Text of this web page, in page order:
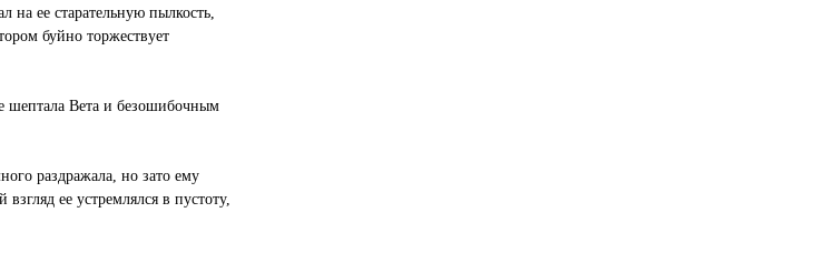
на ее старательную пылкость,
буйно торжествует
Вета и безошибочным
раздражала, но зато ему
ее устремлялся в пустоту,